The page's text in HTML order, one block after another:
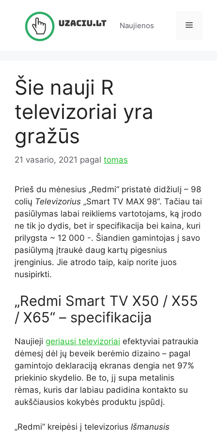
Naujienos Meniu
Šie nauji R
televizoriai yra
gražūs
21 vasario, 2021 pagal tomas
Prieš du mėnesius „Redmi“ pristatė didžiulį – 98
colių Televizorius „Smart TV MAX 98“. Tačiau tai
pasiūlymas labai reikliems vartotojams, ką įrodo
ne tik jo dydis, bet ir specifikacija bei kaina, kuri
prilygsta ~ 12 000 -. Šiandien gamintojas į savo
pasiūlymą įtraukė daug kartų pigesnius
įrenginius. Jie atrodo taip, kaip norite juos
nusipirkti.
„Redmi Smart TV X50 / X55
/ X65“ – specifikacija
Naujieji geriausi televizoriai efektyviai patraukia
dėmesį dėl jų beveik berėmio dizaino – pagal
gamintojo deklaraciją ekranas dengia net 97%
priekinio skydelio. Be to, jį supa metalinis
rėmas, kuris dar labiau padidina kontakto su
aukščiausios kokybės produktu įspūdį.
„Redmi“ kreipėsi į televizorius Išmanusis